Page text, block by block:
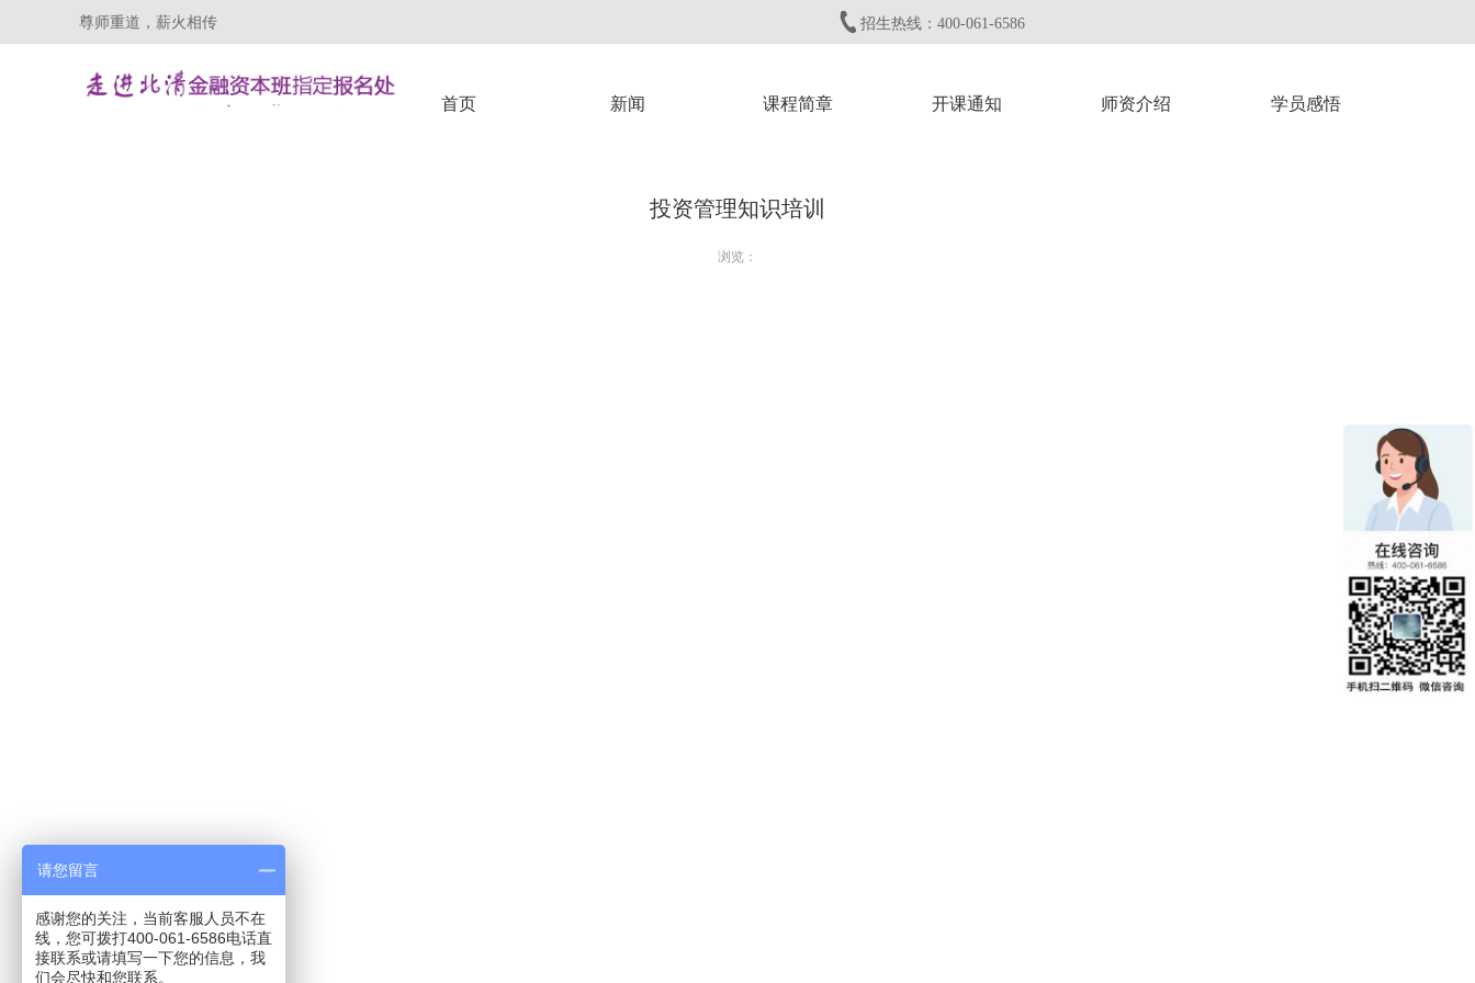
尊师重道，薪火相传 招生热线：400-061-6586
首页 新闻 课程简章 开课通知 师资介绍 学员感悟
投资管理知识培训
浏览：
请您留言
感谢您的关注，当前客服人员不在
线，您可拨打400-061-6586电话直
接联系或请填写一下您的信息，我
们会尽快和您联系。